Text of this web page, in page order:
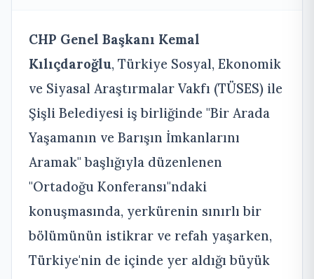
CHP Genel Başkanı Kemal
Kılıçdaroğlu, Türkiye Sosyal, Ekonomik
ve Siyasal Araştırmalar Vakfı (TÜSES) ile
Şişli Belediyesi iş birliğinde "Bir Arada
Yaşamanın ve Barışın İmkanlarını
Aramak" başlığıyla düzenlenen
"Ortadoğu Konferansı"ndaki
konuşmasında, yerkürenin sınırlı bir
bölümünün istikrar ve refah yaşarken,
Türkiye'nin de içinde yer aldığı büyük